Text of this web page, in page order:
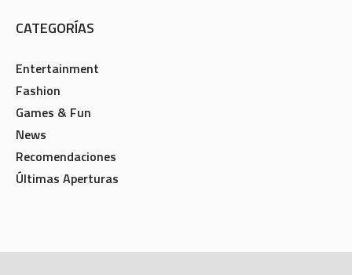
CATEGORÍAS
Entertainment
Fashion
Games & Fun
News
Recomendaciones
Últimas Aperturas